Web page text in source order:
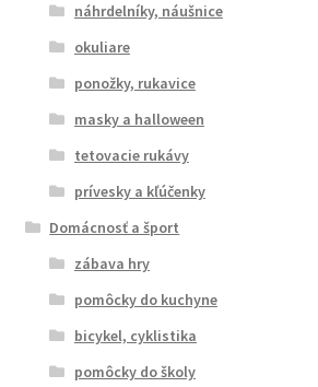
náhrdelníky, náušnice
okuliare
ponožky, rukavice
masky a halloween
tetovacie rukávy
prívesky a kľúčenky
Domácnosť a šport
zábava hry
pomôcky do kuchyne
bicykel, cyklistika
pomôcky do školy